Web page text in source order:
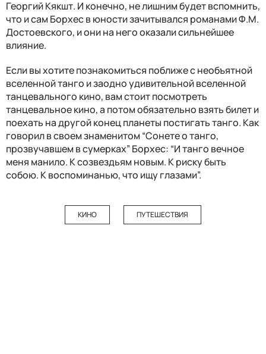
Георгий Кякшт. И конечно, не лишним будет вспомнить,
что и сам Борхес в юности зачитывался романами Ф.М.
Достоевского, и они на него оказали сильнейшее
влияние.
Если вы хотите познакомиться поближе с необъятной
вселенной танго и заодно удивительной вселенной
танцевального кино, вам стоит посмотреть
танцевальное кино, а потом обязательно взять билет и
поехать на другой конец планеты постигать танго. Как
говорил в своем знаменитом “Сонете о танго,
прозвучавшем в сумерках” Борхес: “И танго вечное
меня манило. К созвездьям новым. К риску быть
собою. К воспоминанью, что ищу глазами”.
КИНО ПУТЕШЕСТВИЯ